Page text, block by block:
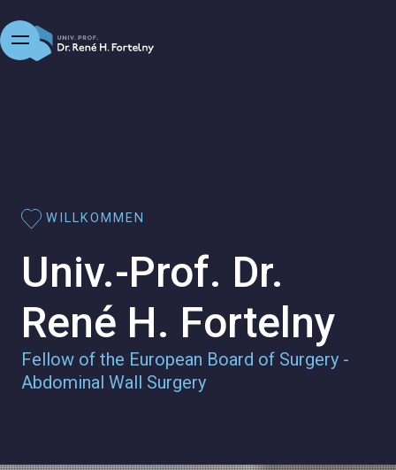
WILLKOMMEN
Univ.-Prof. Dr.
René H. Fortelny
Fellow of the European Board of Surgery -
Abdominal Wall Surgery